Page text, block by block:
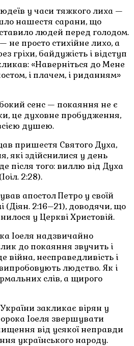
у часи тяжкого лиха —
нашестя сарани, що
людей перед голодом.
не просто стихійне лихо, а
гріхи, байдужість і відступ
«Наверніться до Мене
і плачем, і риданням»
сенс — покаяння не є
це духовне пробудження,
душею.
пришестя Святого Духа,
які здійснилися у день
після того: виллю від Духа
2:28).
апостол Петро у своїй
(Діян. 2:16–21), доводячи, що
у Церкві Христовій.
Іоеля надзвичайно
до покаяння звучить і
війна, несправедливість і
людство. Як і
слів, а щирого
закликає вірян у
Іоеля звершувати
від усякої неправди
українського народу.